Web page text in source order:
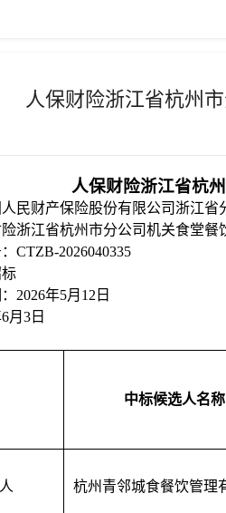
人保财险浙江省杭州
人保财险浙江省杭
民财产保险股份有限公司浙江省
浙江省杭州市分公司机关食堂餐
CTZB-2026040335
2026年5月12日
月3日
中标候选人名称
杭州青邻城食餐饮管理